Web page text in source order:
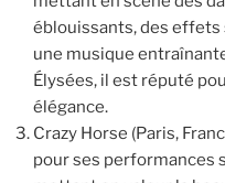
éblouissants, des
une musique
Élysées, il est réputé
élégance.
Crazy Horse (Paris,
pour ses performances